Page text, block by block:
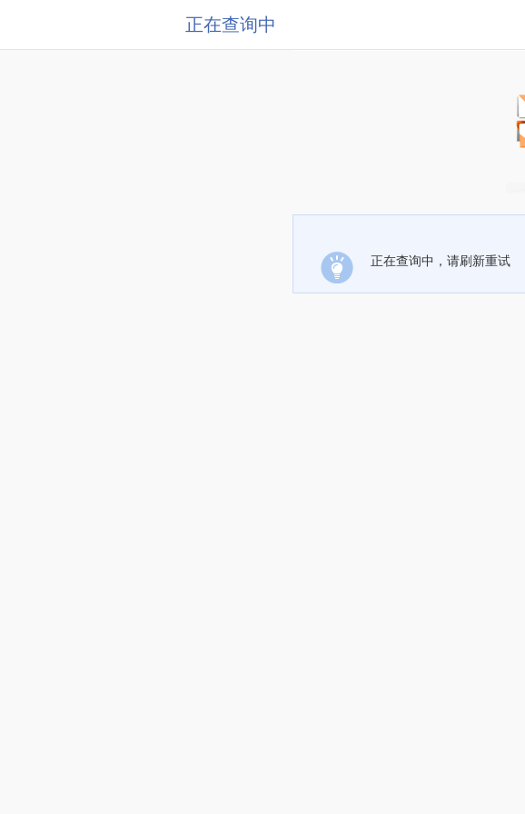
正在查询中
正在查询中，请刷新重试